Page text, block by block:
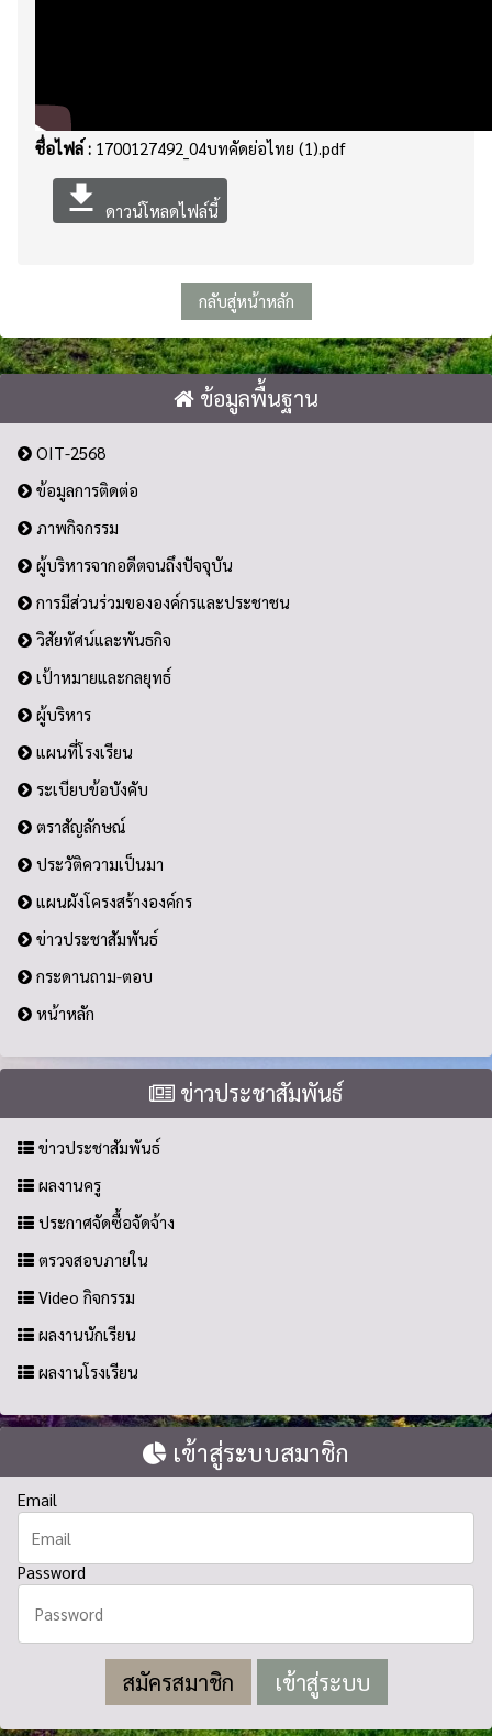
ชื่อไฟล์ : 1700127492_04บทคัดย่อไทย (1).pdf
file_download ดาวน์โหลดไฟล์นี้
กลับสู่หน้าหลัก
ข้อมูลพื้นฐาน
OIT-2568
ข้อมูลการติดต่อ
ภาพกิจกรรม
ผู้บริหารจากอดีตจนถึงปัจจุบัน
การมีส่วนร่วมขององค์กรและประชาชน
วิสัยทัศน์และพันธกิจ
เป้าหมายและกลยุทธ์
ผู้บริหาร
แผนที่โรงเรียน
ระเบียบข้อบังคับ
ตราสัญลักษณ์
ประวัติความเป็นมา
แผนผังโครงสร้างองค์กร
ข่าวประชาสัมพันธ์
กระดานถาม-ตอบ
หน้าหลัก
ข่าวประชาสัมพันธ์
ข่าวประชาสัมพันธ์
ผลงานครู
ประกาศจัดซื้อจัดจ้าง
ตรวจสอบภายใน
Video กิจกรรม
ผลงานนักเรียน
ผลงานโรงเรียน
เข้าสู่ระบบสมาชิก
Email
Password
สมัครสมาชิก